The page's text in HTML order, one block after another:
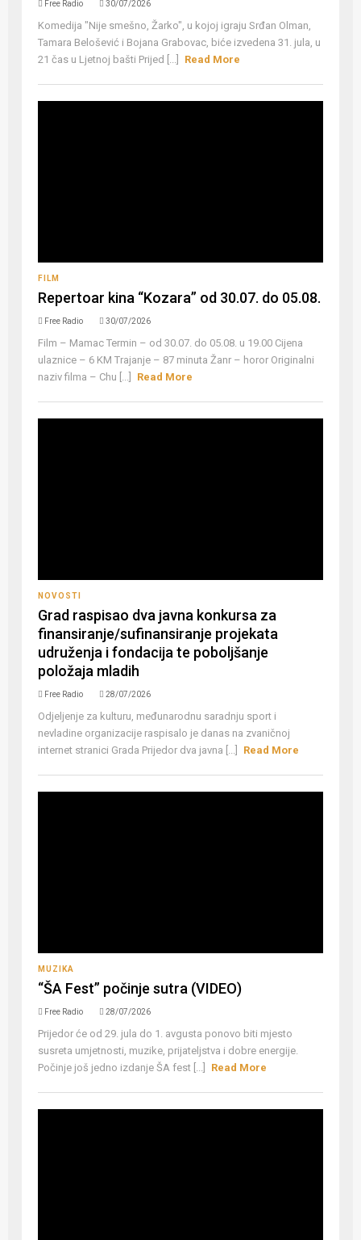
Free Radio 30/07/2026
Komedija "Nije smešno, Žarko", u kojoj igraju Srđan Olman,
Tamara Belošević i Bojana Grabovac, biće izvedena 31. jula, u
21 čas u Ljetnoj bašti Prijed [...]
Read More
FILM
Repertoar kina “Kozara” od 30.07. do 05.08.
Free Radio 30/07/2026
Film – Mamac Termin – od 30.07. do 05.08. u 19.00 Cijena
ulaznice – 6 KM Trajanje – 87 minuta Žanr – horor Originalni
naziv filma – Chu [...]
Read More
NOVOSTI
Grad raspisao dva javna konkursa za
finansiranje/sufinansiranje projekata
udruženja i fondacija te poboljšanje
položaja mladih
Free Radio 28/07/2026
Odjeljenje za kulturu, međunarodnu saradnju sport i
nevladine organizacije raspisalo je danas na zvaničnoj
internet stranici Grada Prijedor dva javna [...]
Read More
MUZIKA
“ŠA Fest” počinje sutra (VIDEO)
Free Radio 28/07/2026
Prijedor će od 29. jula do 1. avgusta ponovo biti mjesto
susreta umjetnosti, muzike, prijateljstva i dobre energije.
Počinje još jedno izdanje ŠA fest [...]
Read More